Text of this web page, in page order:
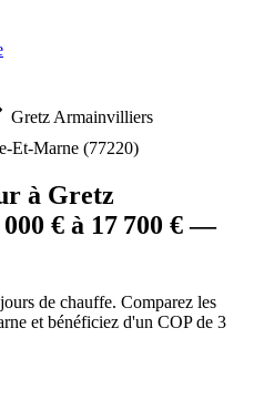
Gretz Armainvilliers
Et-Marne (77220)
à Gretz
000 € à 17 700 € —
de chauffe. Comparez les
et bénéficiez d'un COP de 3